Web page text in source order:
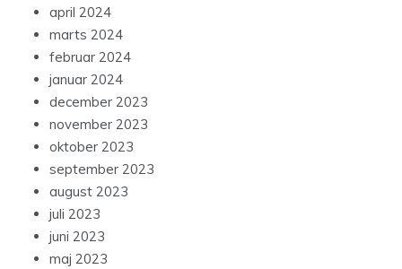
april 2024
marts 2024
februar 2024
januar 2024
december 2023
november 2023
oktober 2023
september 2023
august 2023
juli 2023
juni 2023
maj 2023